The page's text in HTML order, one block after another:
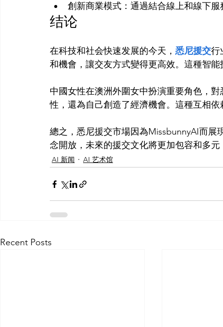
創新商業模式：通過結合線上和線下
结论
在科技和社会快速发展的今天， 悉尼援交行
和機會，讓交友方式變得更高效。這種智
中國女性在澳洲外圍女中扮演重要角色，
性，還為自己創造了經濟機會。這種互相
總之，悉尼援交市場因為MissbunnyAI而
念開放，未來的援交文化將更加包容和多
AI 新闻 AI 艺术馆
Recent Posts